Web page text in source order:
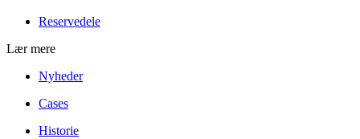
Reservedele
Lær mere
Nyheder
Cases
Historie